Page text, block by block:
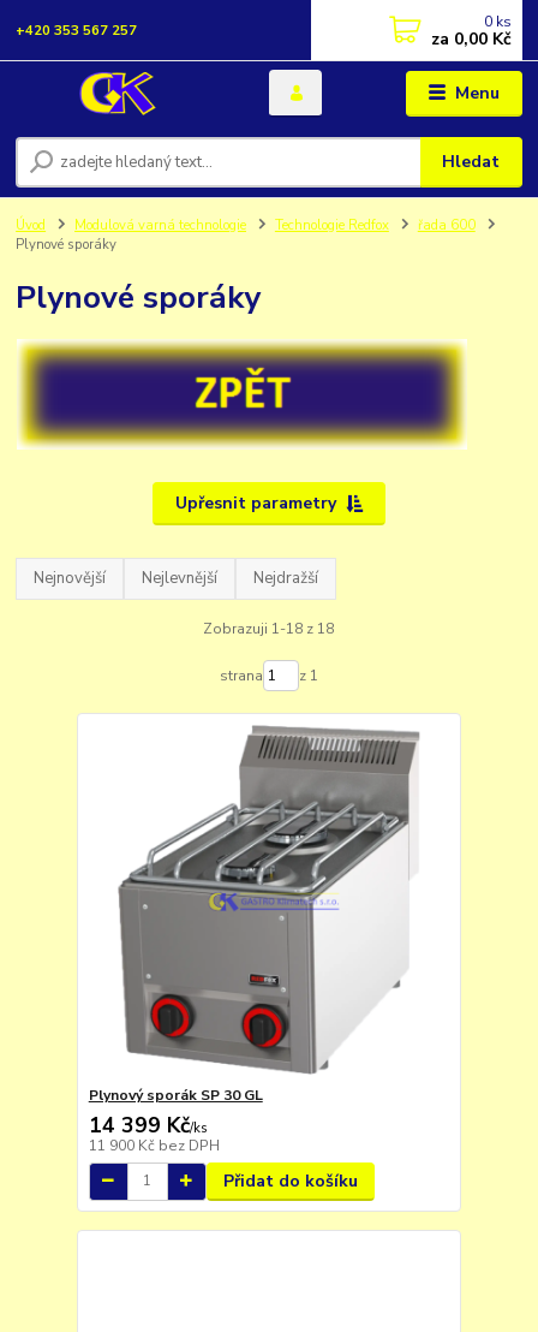
Menu
Hledat
+420 353 567 257 0 ks
za 0,00 Kč
Úvod Modulová varná technologie Technologie Redfox
řada 600
Plynové sporáky
Plynové sporáky
Upřesnit parametry
Nejnovější Nejlevnější Nejdražší
Zobrazuji 1-18 z 18
strana z 1
Plynový sporák SP 30 GL
14 399 Kč/ks
11 900 Kč bez DPH
Přidat do košíku